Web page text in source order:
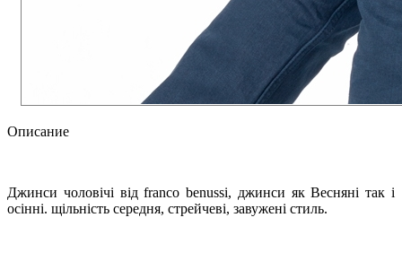
Описание
Джинси чоловічі від franco benussi, джинси як Весняні так і
осінні. щільність середня, стрейчеві, завужені стиль.